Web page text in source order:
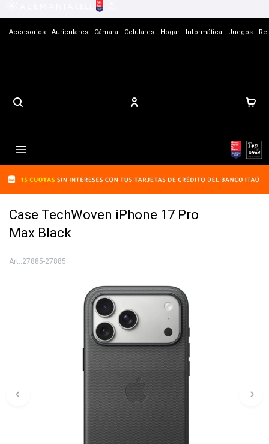
Accesorios Auriculares Cámara Celulares Hogar Informática Juegos

Case TechWoven iPhone 17 Pro
Max Black
27885-27885